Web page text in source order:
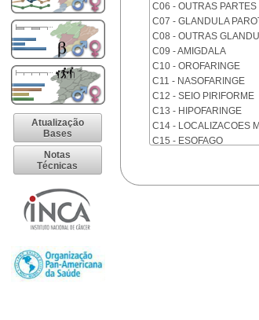
Atualização
Bases
Notas
Técnicas
C06 - OUTRAS PARTES
C07 - GLANDULA
C08 - OUTRAS
C09 - AMIGDALA
C10 - OROFARINGE
C11 - NASOFARINGE
C12 - SEIO PIRIFORME
C13 - HIPOFARINGE
C14 - LOCALIZACOES
C15 - ESOFAGO
C18 - COLON